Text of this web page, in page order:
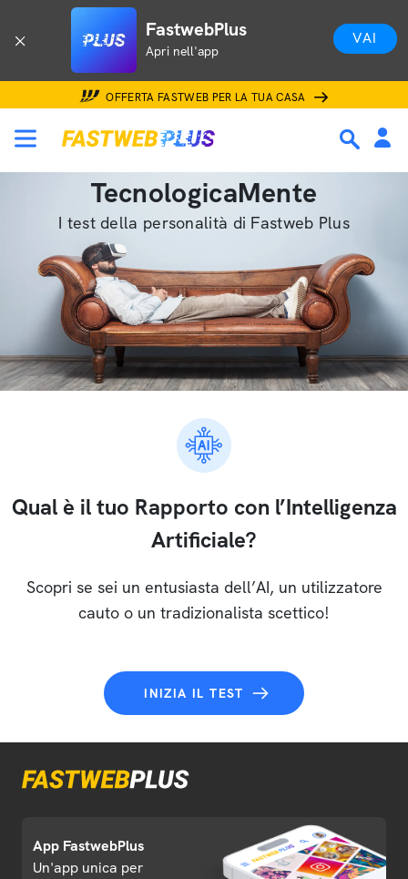
FastwebPlus
Apri nell'app
VAI
OFFERTA FASTWEB PER LA TUA CASA
TecnologicaMente
I test della personalità di Fastweb Plus
Qual è il tuo Rapporto con l’Intelligenza
Artificiale?
Scopri se sei un entusiasta dell’AI, un utilizzatore
cauto o un tradizionalista scettico!
INIZIA IL TEST
App FastwebPlus
Un'app unica per